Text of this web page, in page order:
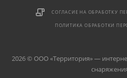
СОГЛАСИЕ НА ОБРАБОТКУ
ПОЛИТИКА ОБРАБОТКИ
2026 © ООО «Территория» —